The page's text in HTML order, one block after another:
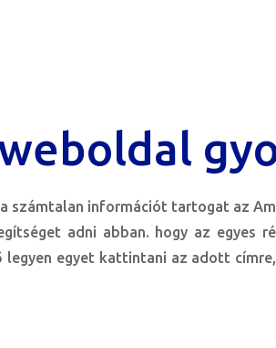
számtalan információt tartogat az
adni abban. hogy az egyes
egyet kattintani az adott